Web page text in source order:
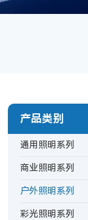
产品类别
通用照明系列
商业照明系列
户外照明系列
彩光照明系列